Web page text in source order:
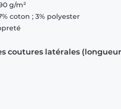
g/m²
coton ; 3% polyester
coutures latérales